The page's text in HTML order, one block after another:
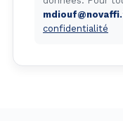
confidentialité